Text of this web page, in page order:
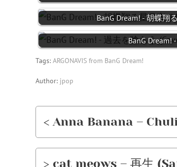
BanG Dream! - 胡蝶翔
BanG Dream!
Tags: ARGONAVIS from BanG Dream!
Author: jpop
< Anna Banana –
> cat meows – 再生